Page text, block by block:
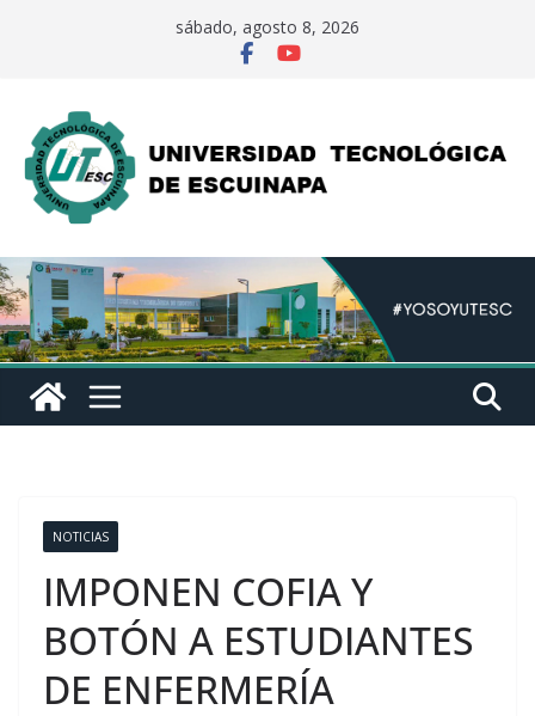
sábado, agosto 8, 2026
NOTICIAS
IMPONEN COFIA Y
BOTÓN A ESTUDIANTES
DE ENFERMERÍA